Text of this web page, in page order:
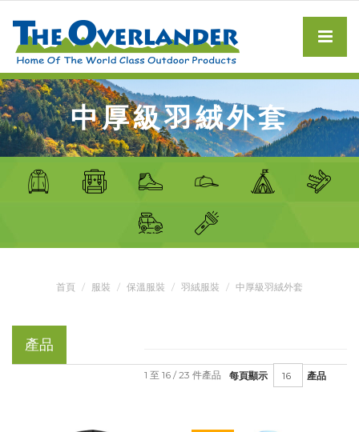
中厚級羽絨外套
首頁 服裝 保溫服裝 羽絨服裝 中厚級羽絨外套
產品
每頁顯示 產品
1 至 16 / 23 件產品